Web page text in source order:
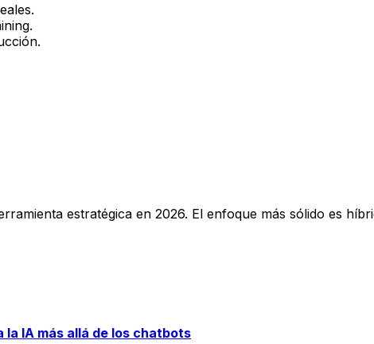
estratégica en 2026. El enfoque más sólido es
IA más allá de los chatbots